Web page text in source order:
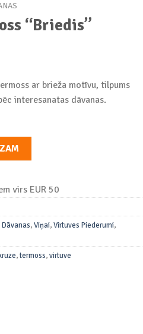
“Briedis”
ar brieža motīvu, tilpums
interesanatas dāvanas.
virs EUR 50
,Viņai,Virtuves Piederumi,
,termoss,virtuve